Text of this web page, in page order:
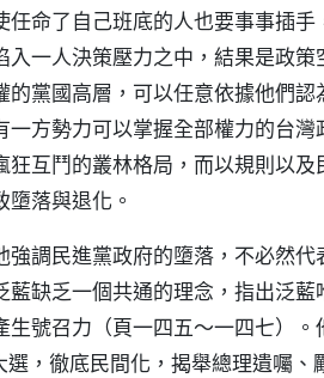
命了自己班底的人也要事事插
一人決策壓力之中，結果是政
黨國高層，可以任意依據他們
方勢力可以掌握全部權力的台
互鬥的叢林格局，而以規則以
落與退化。
調民進黨政府的墮落，不必然
缺乏一個共通的理念，指出泛
號召力（頁一四五～一四七）
，徹底民間化，揭舉總理遺囑、